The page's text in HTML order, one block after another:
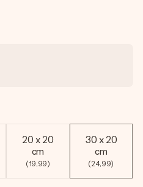
20 x 20
cm
(19,99)
30 x 20
cm
(24,99)